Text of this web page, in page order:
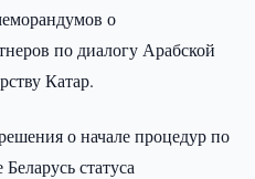
о
по диалогу Арабской
Катар.
о начале процедур по
статуса